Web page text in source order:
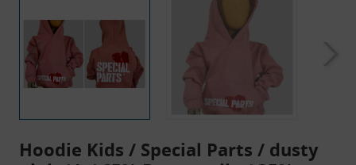
Hoodie Kids / Special Parts / dusty